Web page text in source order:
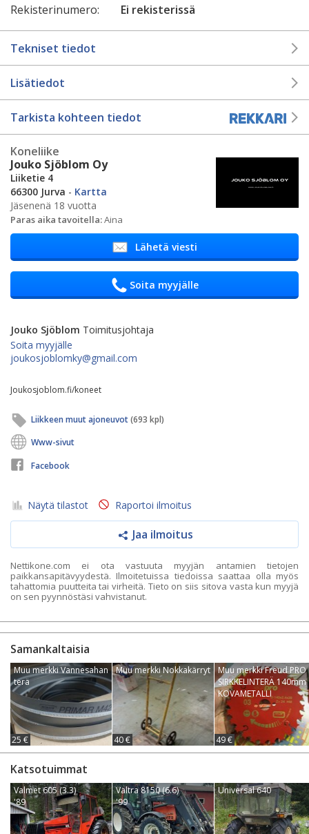
Rekisterinumero:
Ei rekisterissä
Tekniset tiedot
Lisätiedot
Tarkista kohteen tiedot
Koneliike
Jouko Sjöblom Oy
Liiketie 4
66300 Jurva - Kartta
Jäsenenä 18 vuotta
Paras aika tavoitella:Aina
Lähetä viesti
Soita myyjälle
Jouko Sjöblom Toimitusjohtaja
Soita myyjälle
joukosjoblomky@gmail.com
Joukosjoblom.fi/koneet
Liikkeen muut ajoneuvot(693 kpl)
Www-sivut
Facebook
Näytä tilastot Raportoi ilmoitus
Jaa ilmoitus
Nettikone.com ei ota vastuuta myyjän antamien tietojen
paikkansapitävyydestä. Ilmoitetuissa tiedoissa saattaa olla myös
tahattomia puutteita tai virheitä. Tieto on siis sitova vasta kun myyjä
on sen pyynnöstäsi vahvistanut.
Samankaltaisia
Muu merkki Vannesahan
terä
25 €
Muu merkki Nokkakärryt
40 €
Muu merkki Freud PRO
SIRKKELINTERÄ 140mm
KOVAMETALLI
49 €
Katsotuimmat
Valmet 605 (3.3)
'89
Valtra 8150 (6.6)
'99
Universal 640